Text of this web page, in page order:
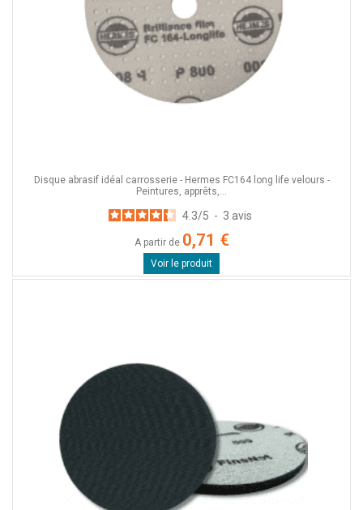
Disque abrasif idéal carrosserie - Hermes FC164 long life velours -
Peintures, apprêts,...
4.3/5 - 3 avis
A partir de 0,71 €
Voir le produit